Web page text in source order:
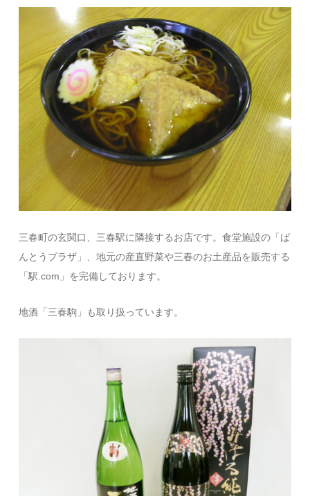
三春町の玄関口、三春駅に隣接するお店です。食堂施設の「ば
んとうプラザ」、地元の産直野菜や三春のお土産品を販売する
「駅.com」を完備しております。
地酒「三春駒」も取り扱っています。